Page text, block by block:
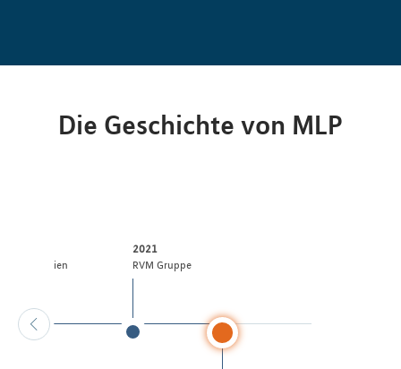
Die Geschichte von MLP
Immobilien
2021
RVM Gruppe